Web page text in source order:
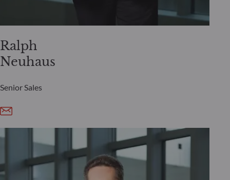
Ralph
Neuhaus
Senior Sales